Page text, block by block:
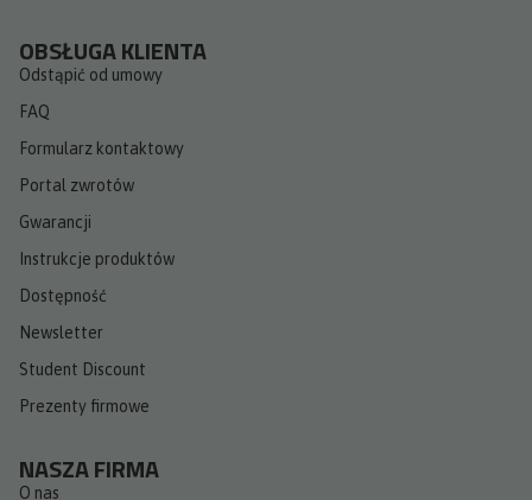
OBSŁUGA KLIENTA
Odstąpić od umowy
FAQ
Formularz kontaktowy
Portal zwrotów
Gwarancji
Instrukcje produktów
Dostępność
Newsletter
Student Discount
Prezenty firmowe
NASZA FIRMA
O nas